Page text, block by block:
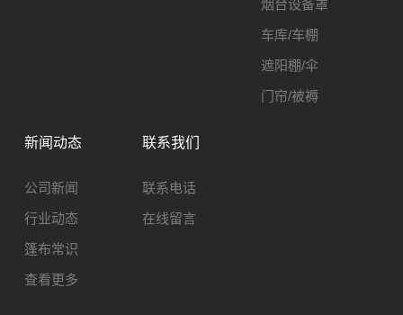
烟台设备罩
车库/车棚
遮阳棚/伞
门帘/被褥
新闻动态
公司新闻
行业动态
篷布常识
查看更多
联系我们
联系电话
在线留言